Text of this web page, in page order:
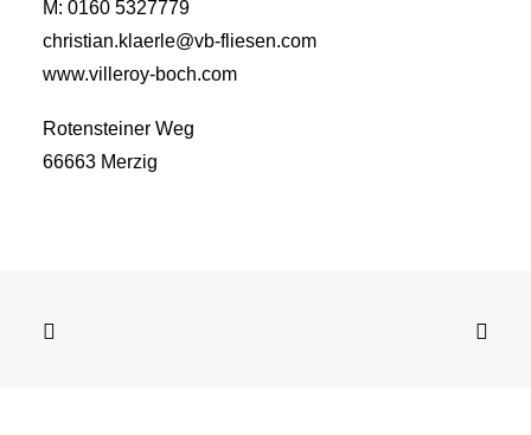
M: 0160 5327779
christian.klaerle@vb-fliesen.com
www.villeroy-boch.com
Rotensteiner Weg
66663 Merzig